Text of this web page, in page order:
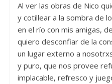
Al ver las obras de Nico
y cotillear a la sombra de
en el río con mis amigas,
quiero desconfiar de la
un lugar externo a
y puro, que nos provee
implacable, refresco y